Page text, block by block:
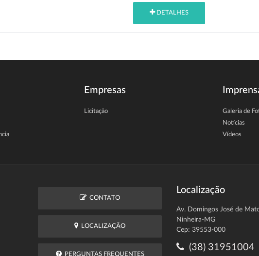
DETALHES
Empresas
Licitação
Galeria de
Notícias
Vídeos
CONTATO
LOCALIZAÇÃO
PERGUNTAS FREQUENTES
Localização
Av. Domingos José de
Ninheira-MG
Cep: 39553-000
(38) 31951004